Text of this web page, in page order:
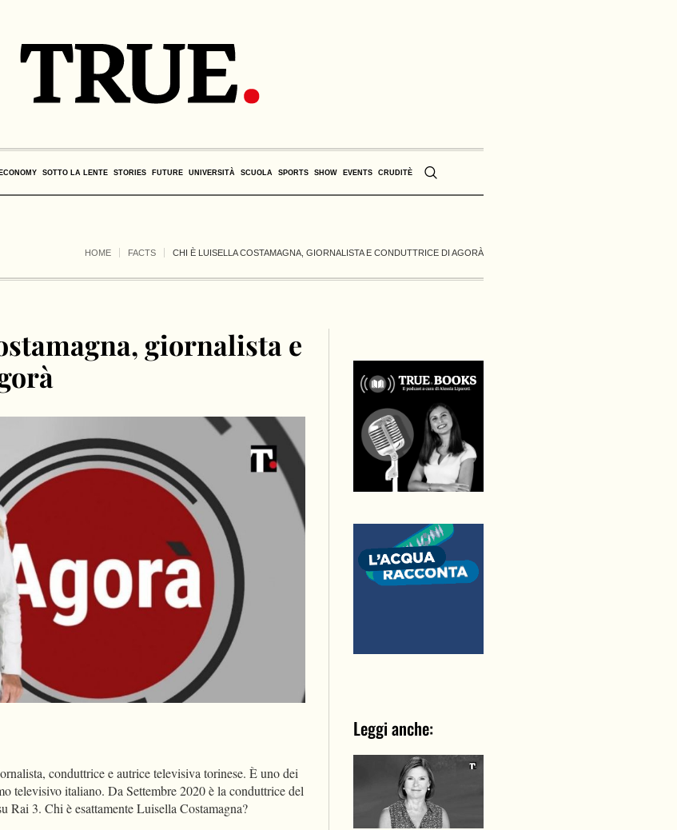
ECONOMY SOTTO LA LENTE STORIES FUTURE UNIVERSITÀ SCUOLA SPORTS SHOW EVENTS CRUDITÈ
HOME FACTS CHI È LUISELLA COSTAMAGNA, GIORNALISTA E CONDUTTRICE DI AGORÀ
giornalista e
conduttrice e autrice televisiva torinese. È uno dei
televisivo italiano. Da Settembre 2020 è la conduttrice del
Rai 3. Chi è esattamente Luisella Costamagna?
Leggi anche: